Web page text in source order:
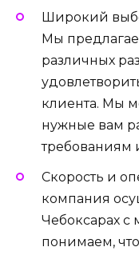
Широкий
Мы
различных
клиента. Мы
нужные вам
требованиям
Скорость и
компания
Чебоксарах
понимаем,